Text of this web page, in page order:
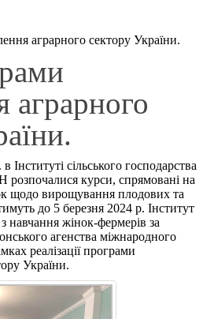
аграрного сектору України.
аграрного
сільського господарства
курси, спрямовані на
щодо вирощування плодових та
до 5 березня 2024 р. Інститут
навчання жінок-фермерів за
агенства міжнародного
реалізації програми
України.